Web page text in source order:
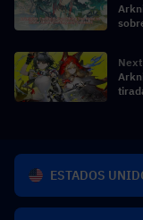
Next
ESTADOS